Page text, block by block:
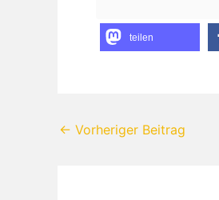
teilen
← Vorheriger Beitrag